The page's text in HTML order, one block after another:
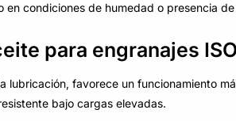
en condiciones de humedad o presencia
para engranajes
lubricación, favorece un funcionamiento
bajo cargas elevadas.